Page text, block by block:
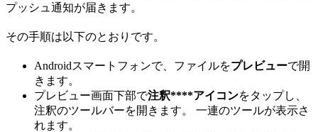
プッシュ通知が届きます。
その手順は以下のとおりです。
Androidスマートフォンで、ファイルをプレビューで開
きます。
プレビュー画面下部で注釈****アイコンをタップし、
注釈のツールバーを開きます。 一連のツールが表示さ
れます。